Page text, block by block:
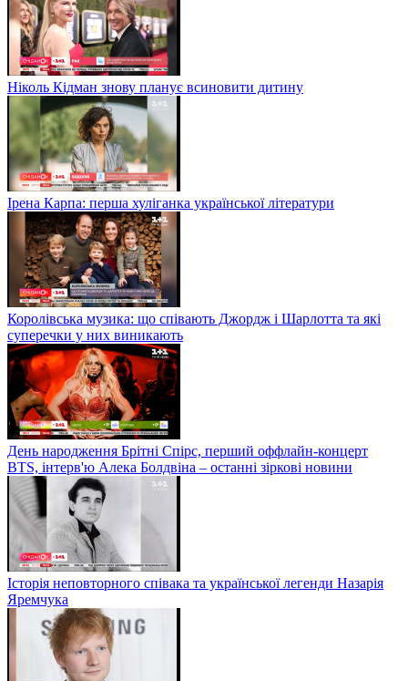
Ніколь Кідман знову планує всиновити дитину
Ірена Карпа: перша хуліганка української літератури
Королівська музика: що співають Джордж і Шарлотта та які
суперечки у них виникають
День народження Брітні Спірс, перший оффлайн-концерт
BTS, інтерв'ю Алека Болдвіна – останні зіркові новини
Історія неповторного співака та української легенди Назарія
Яремчука